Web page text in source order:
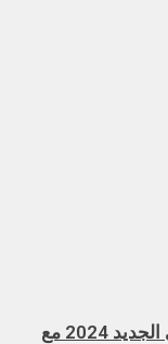
Qingdao Chuangyu يحتفل بالعام الصيني الجديد 2024 مع